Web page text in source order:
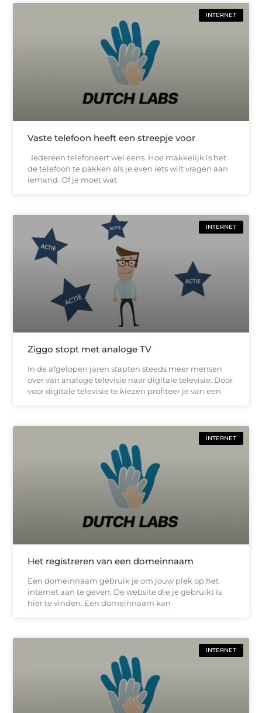
INTERNET
Vaste telefoon heeft een streepje voor
Iedereen telefoneert wel eens. Hoe makkelijk is het
de telefoon te pakken als je even iets wilt vragen aan
iemand. Of je moet wat
INTERNET
Ziggo stopt met analoge TV
In de afgelopen jaren stapten steeds meer mensen
over van analoge televisie naar digitale televisie. Door
voor digitale televisie te kiezen profiteer je van een
INTERNET
Het registreren van een domeinnaam
Een domeinnaam gebruik je om jouw plek op het
internet aan te geven. De website die je gebruikt is
hier te vinden. Een domeinnaam kan
INTERNET